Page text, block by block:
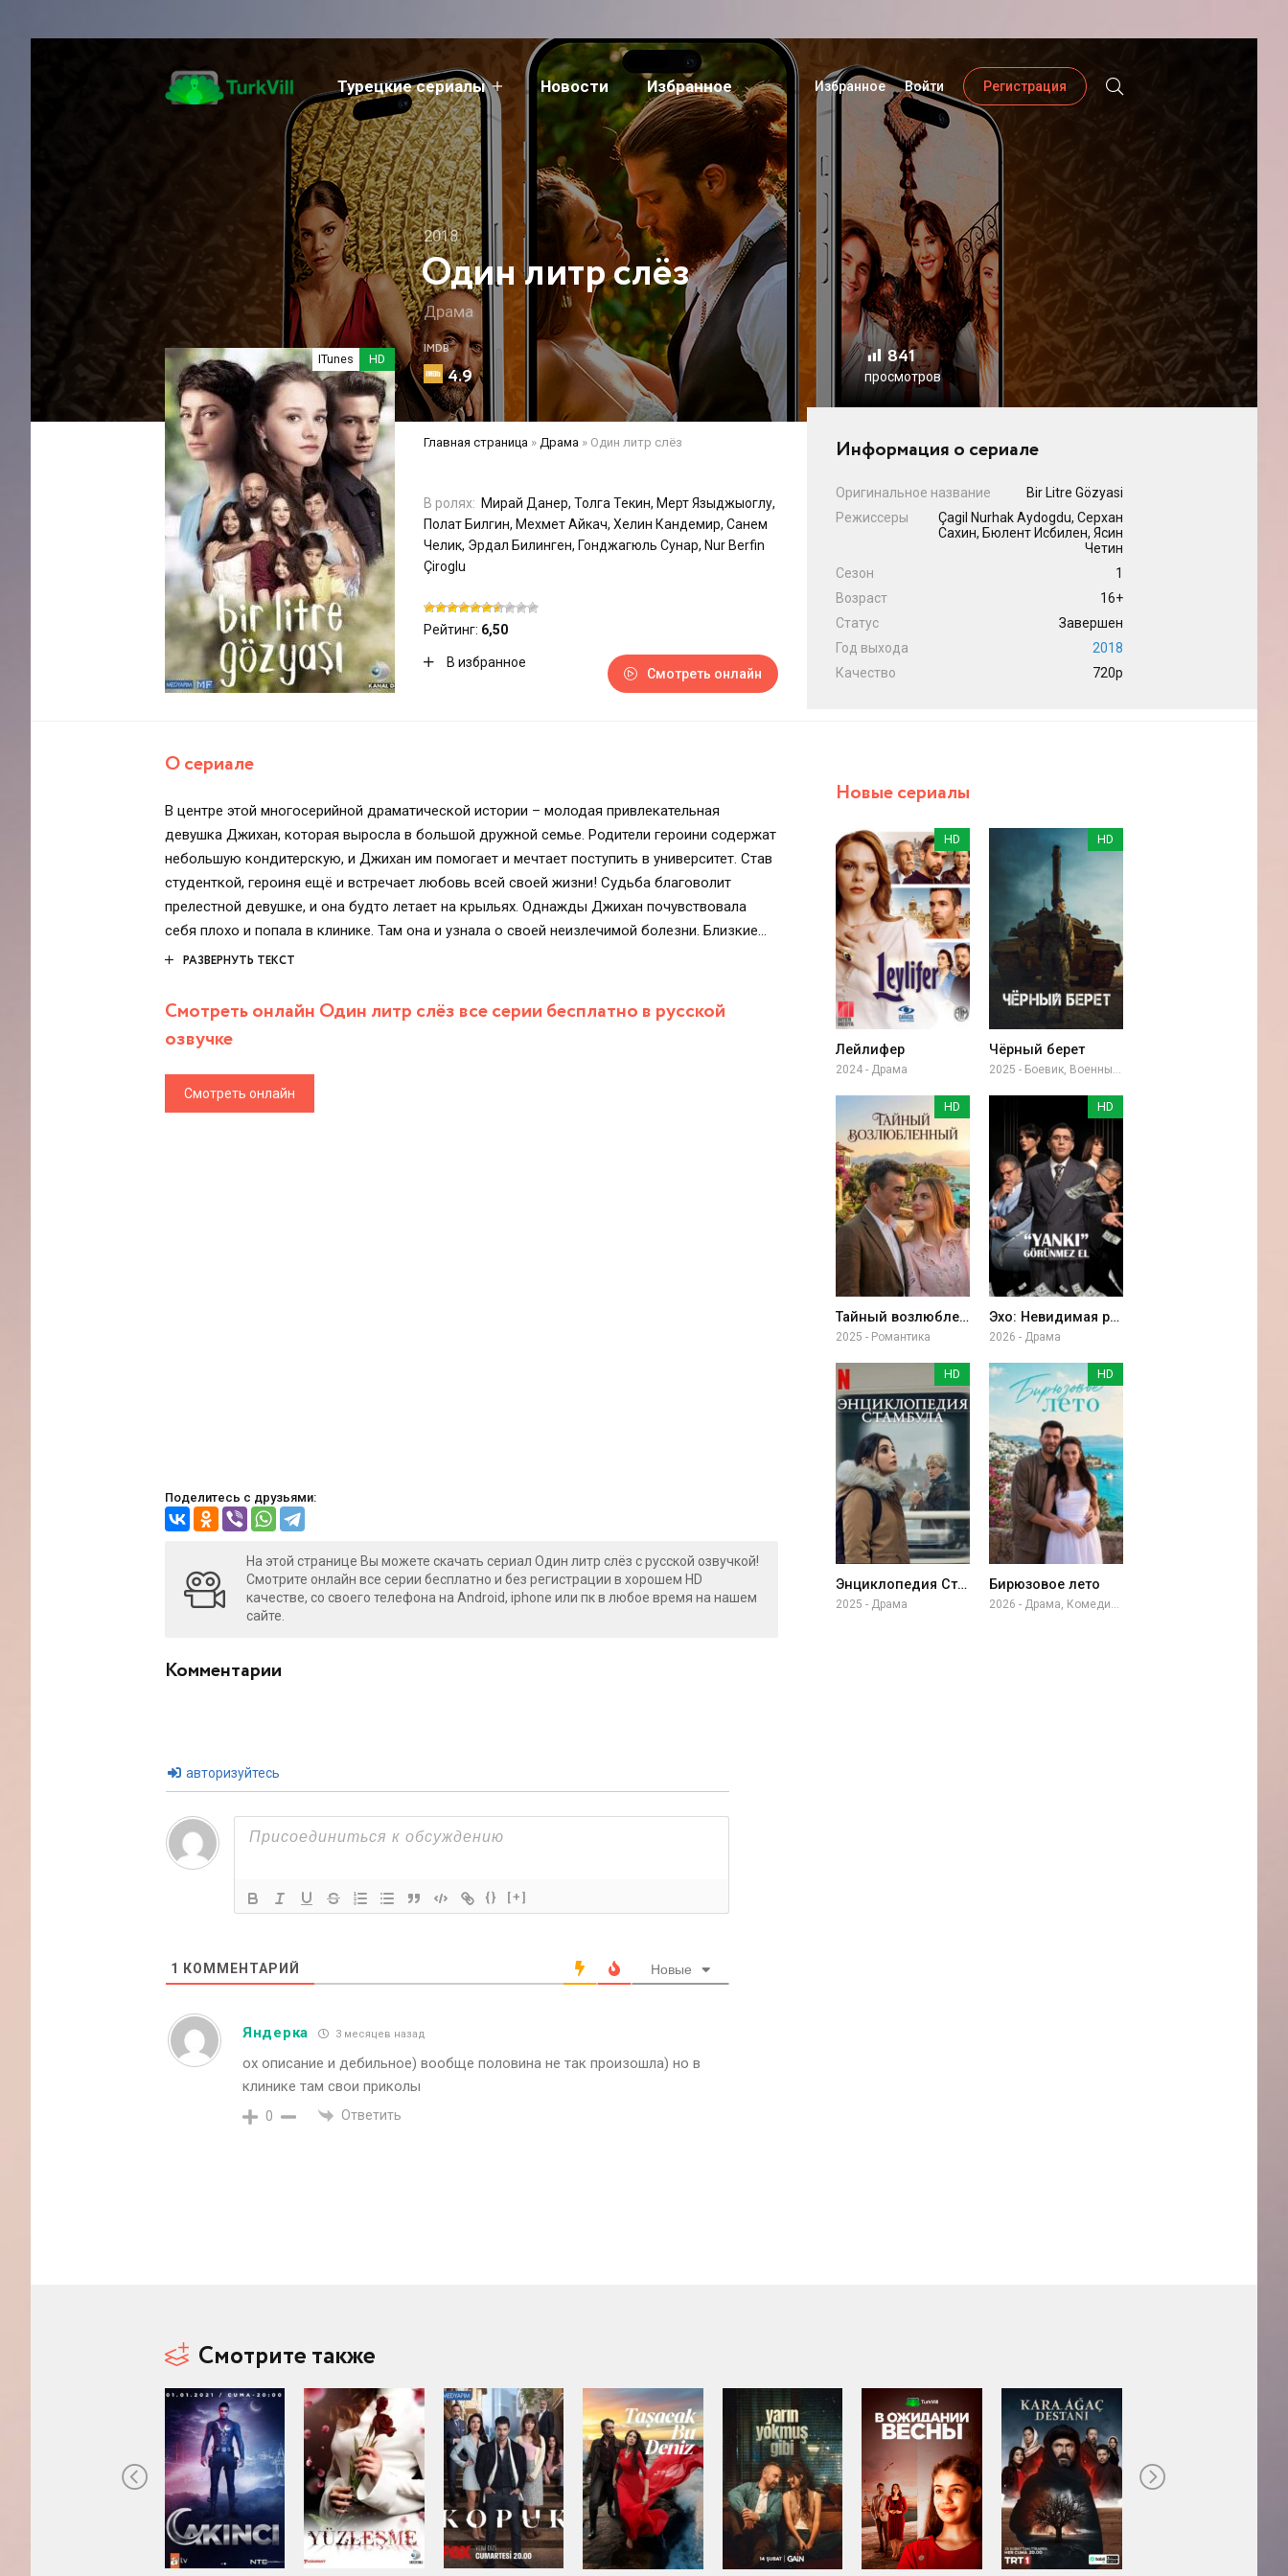
Турецкие сериалы Новости Избранное Избранное Войти Регистрация
Один литр слёз
ITunes HD
2018
Драма
IMDB
4.9
Главная страница » Драма » Один литр слёз
В ролях: Мирай Данер, Толга Текин, Мерт Языджыоглу,
Полат Билгин, Мехмет Айкач, Хелин Кандемир, Санем
Челик, Эрдал Билинген, Гонджагюль Сунар, Nur Berfin
Çiroglu
Рейтинг: 6,50
В избранное
Смотреть онлайн
841
просмотров
Информация о сериале
Оригинальное название
Bir Litre Gözyasi
Режиссеры
Çagil Nurhak Aydogdu, Серхан
Сахин, Бюлент Исбилен, Ясин
Четин
Сезон
1
Возраст
16+
Статус
Завершен
Год выхода
2018
Качество
720p
О сериале
В центре этой многосерийной драматической истории – молодая привлекательная
девушка Джихан, которая выросла в большой дружной семье. Родители героини содержат
небольшую кондитерскую, и Джихан им помогает и мечтает поступить в университет. Став
студенткой, героиня ещё и встречает любовь всей своей жизни! Судьба благоволит
прелестной девушке, и она будто летает на крыльях. Однажды Джихан почувствовала
себя плохо и попала в клинике. Там она и узнала о своей неизлечимой болезни. Близкие
готовы пройти через все испытания, чтобы последние дни девушки были радостными и
РАЗВЕРНУТЬ ТЕКСТ
Смотреть онлайн Один литр слёз все серии бесплатно в русской
озвучке
Смотреть онлайн
Поделитесь с друзьями:
На этой странице Вы можете скачать сериал Один литр слёз с русской озвучкой!
Смотрите онлайн все серии бесплатно и без регистрации в хорошем HD
качестве, со своего телефона на Android, iphone или пк в любое время на нашем
сайте.
Комментарии
авторизуйтесь
{} [+]
1 КОММЕНТАРИЙ Новые
Яндерка 3 месяцев назад
ох описание и дебильное) вообще половина не так произошла) но в
клинике там свои приколы
0 Ответить
Новые сериалы
HD
Лейлифер
2024 - Драма
HD
Чёрный берет
2025 - Боевик, Военный, Драма
HD
Тайный возлюбленный
2025 - Романтика
HD
Эхо: Невидимая рука
2026 - Драма
HD
Энциклопедия Стамбула
2025 - Драма
HD
Бирюзовое лето
2026 - Драма, Комедия, Приключение
Смотрите также
Семейный Фантастика